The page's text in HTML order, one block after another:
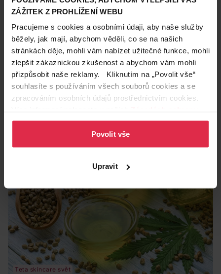
ZÁŽITEK Z PROHLÍŽENÍ WEBU
Pracujeme s cookies a osobními údaji, aby naše služby
běžely, jak mají, abychom věděli, co se na našich
stránkách děje, mohli vám nabízet užitečné funkce, mohli
zlepšit zákaznickou zkušenost a abychom vám mohli
přizpůsobit naše reklamy. Kliknutím na „Povolit vše“
souhlasíte s používáním všech souborů cookies a se
zpracováním osobních údajů prostřednictvím cookies.
osobních údajů.
Povolit vše
Upravit
Teta skincare svět
2. 10. 2021
4 překvapivé zbraně proti vráskám
Kult mládí stále hýbe světem. Jak si udržet pleť bez vrásek co
nejdéle? Co jíst, čím se mazat a hlavně, má opravdu dobrá
Teta skincare svět